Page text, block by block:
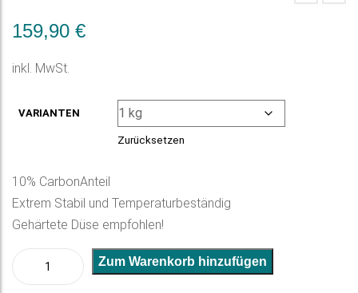
159,90 €
inkl. MwSt.
VARIANTEN
Zurücksetzen
10% CarbonAnteil
Extrem Stabil und Temperaturbeständig
Gehärtete Düse empfohlen!
PPS
CF10
Zum Warenkorb hinzufügen